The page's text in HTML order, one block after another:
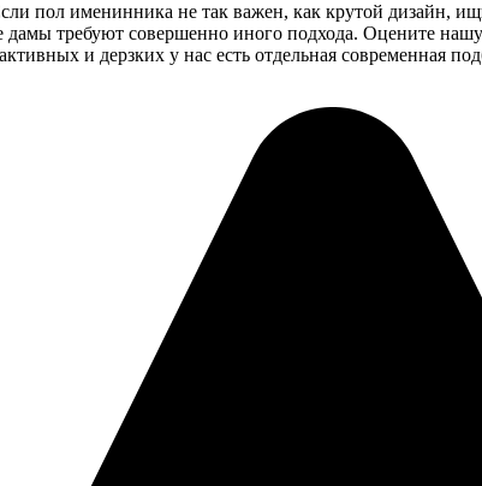
пол именинника не так важен, как крутой дизайн,
дамы требуют совершенно иного подхода. Оцените
и дерзких у нас есть отдельная современная